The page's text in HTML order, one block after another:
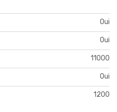
Oui
Oui
11000
Oui
1200